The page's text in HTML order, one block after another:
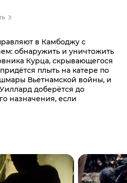
в Камбоджу с
обнаружить и уничтожить
Курца, скрывающегося
плыть на катере по
Вьетнамской войны, и
доберётся до
назначения, если